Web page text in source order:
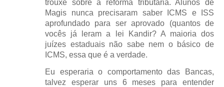
trouxe sobre a reforma tributária. Alunos de
Magis nunca precisaram saber ICMS e ISS
aprofundado para ser aprovado (quantos de
vocês já leram a lei Kandir? A maioria dos
juízes estaduais não sabe nem o básico de
ICMS, essa que é a verdade.
Eu esperaria o comportamento das Bancas,
talvez esperar uns 6 meses para entender